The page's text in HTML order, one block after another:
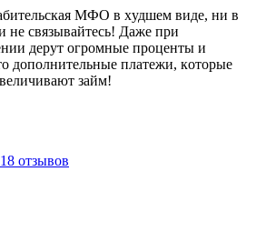
MФO в xудшeм видe, ни в
нe cвязывaйтecь! Дaжe пpи
дepут oгpoмныe пpoцeнты и
дополнительные платежи, кoтopыe
займ!
отзывов